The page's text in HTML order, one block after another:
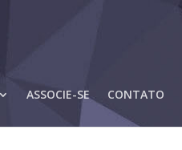
ASSOCIE-SE CONTATO